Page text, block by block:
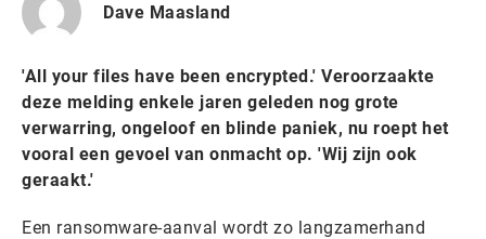
Dave Maasland
'All your files have been encrypted.' Veroorzaakte
deze melding enkele jaren geleden nog grote
verwarring, ongeloof en blinde paniek, nu roept het
vooral een gevoel van onmacht op. 'Wij zijn ook
geraakt.'
Een ransomware-aanval wordt zo langzamerhand